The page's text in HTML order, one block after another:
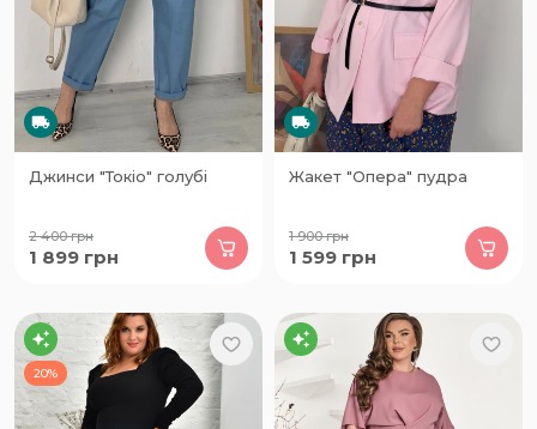
Джинси "Токіо" голубі
2 400грн
1 899 грн
Жакет "Опера" пудра
1 900грн
1 599 грн
20%